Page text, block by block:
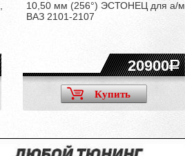
10,50 мм (256°) ЭСТОНЕЦ для а/м
ВАЗ 2101-2107
20900
Купить